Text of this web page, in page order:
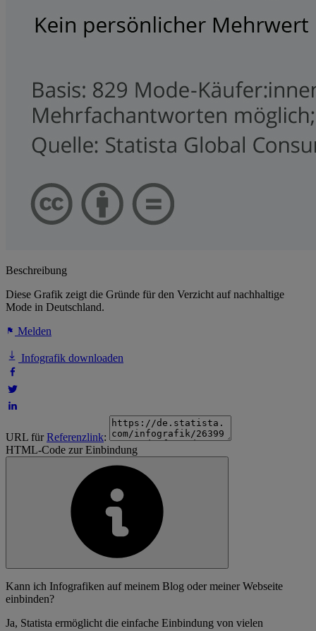
Beschreibung
Diese Grafik zeigt die Gründe für den Verzicht auf nachhaltige
Mode in Deutschland.
Melden
Infografik downloaden
URL fürReferenzlink:
HTML-Code zur Einbindung
Kann ich Infografiken auf meinem Blog oder meiner Webseite
einbinden?
Ja, Statista ermöglicht die einfache Einbindung von vielen